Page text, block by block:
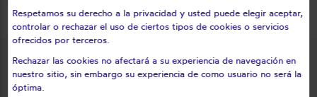
Toldos : reparación e
instalación
Respetamos su derecho a la privacidad y usted puede elegir aceptar,
controlar o rechazar el uso de ciertos tipos de cookies o servicios
ofrecidos por terceros.
Rechazar las cookies no afectará a su experiencia de navegación en
nuestro sitio, sin embargo su experiencia de como usuario no será la
óptima.